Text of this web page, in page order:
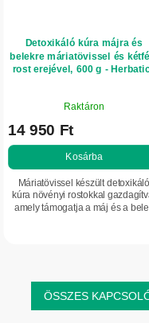
Detoxikáló kúra májra és
belekre máriatövissel és
rost erejével, 600 g -
átlagos
értékelése
ből
5,0
csillag.
Raktáron
14 950 Ft
Kosárba
Máriatövissel készült detoxikáló
kúra növényi rostokkal
amely támogatja a máj és a
ÖSSZES